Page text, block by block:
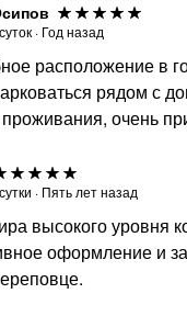
суток · Год назад
расположение в
рядом с
очень
сутки · Пять лет назад
высокого уровня
оформление и